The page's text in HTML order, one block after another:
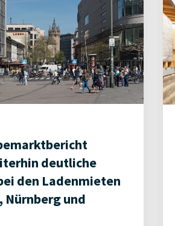
deutliche
den Ladenmieten
Nürnberg und